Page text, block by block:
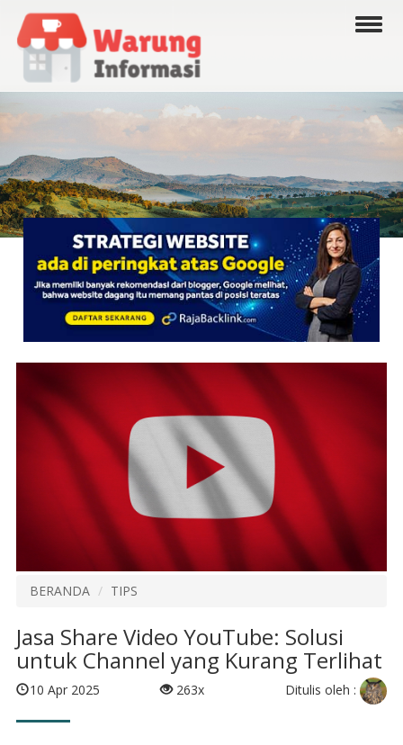
BERANDA TIPS
Jasa Share Video YouTube: Solusi
untuk Channel yang Kurang Terlihat
10 Apr 2025 263x Ditulis oleh :